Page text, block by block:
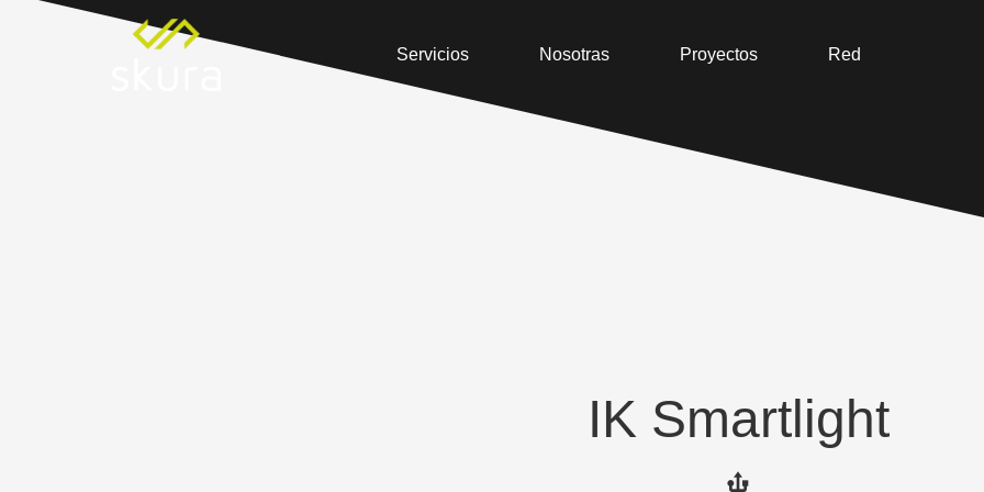
Servicios Nosotras Proyectos Red
IK Smartlight